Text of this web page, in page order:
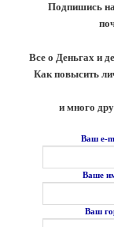
Подпишись
Все о Деньгах и
Как повысить
и много
Ваш e-
Ваше
Ваш